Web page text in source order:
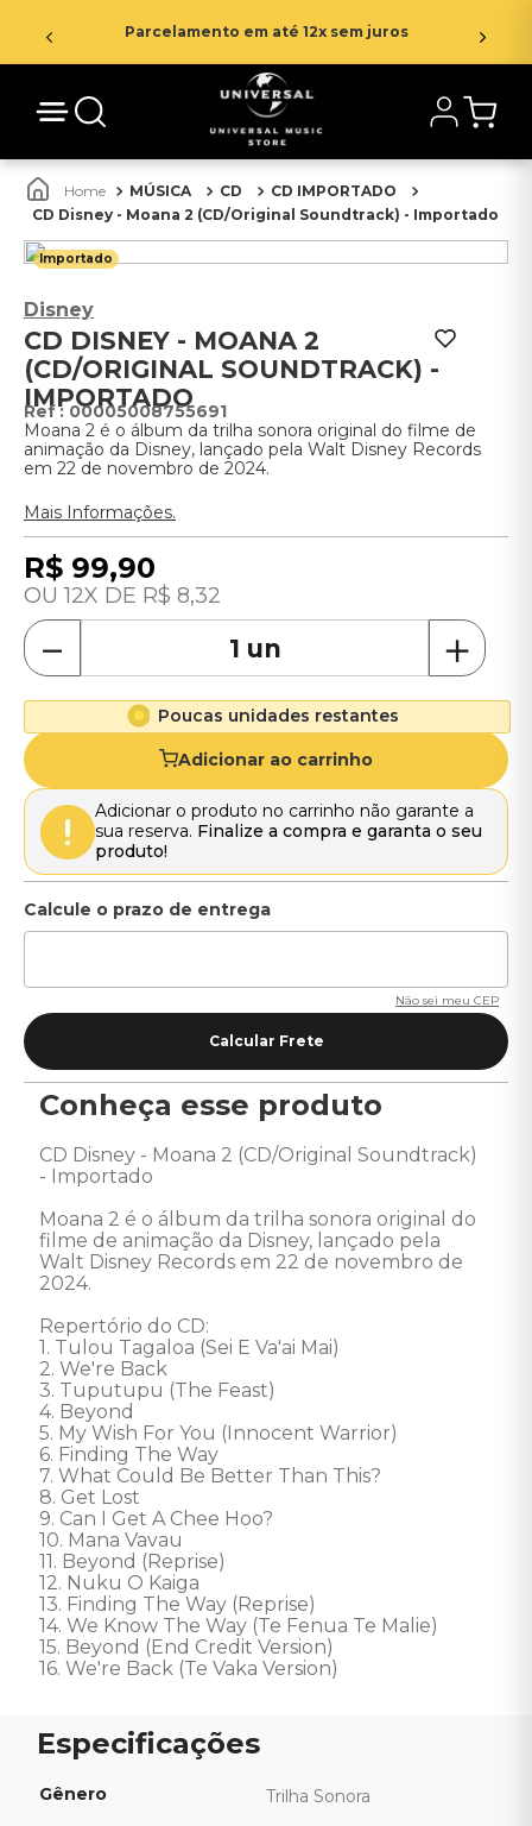
Parcelamento em até 12x sem juros
MÚSICA CD
CD IMPORTADO
CD Disney - Moana 2 (CD/Original Soundtrack) - Importado
Importado
Disney
CD DISNEY - MOANA 2
(CD/ORIGINAL SOUNDTRACK) -
IMPORTADO
: 00005008755691
Moana 2 é o álbum da trilha sonora original do filme de
animação da Disney, lançado pela Walt Disney Records
em 22 de novembro de 2024.
Mais Informações.
R$ 99,90
12 R$ 8,32
＋
－
Poucas unidades restantes
Adicionar ao carrinho
Adicionar o produto no carrinho não garante a
sua reserva. Finalize a compra e garanta o seu
produto!
Não sei meu CEP
Conheça esse produto
CD Disney - Moana 2 (CD/Original Soundtrack)
- Importado
Moana 2 é o álbum da trilha sonora original do
filme de animação da Disney, lançado pela
Walt Disney Records em 22 de novembro de
2024.
Repertório do CD:
1. Tulou Tagaloa (Sei E Va'ai Mai)
2. We're Back
3. Tuputupu (The Feast)
4. Beyond
5. My Wish For You (Innocent Warrior)
6. Finding The Way
7. What Could Be Better Than This?
8. Get Lost
9. Can I Get A Chee Hoo?
10. Mana Vavau
11. Beyond (Reprise)
12. Nuku O Kaiga
13. Finding The Way (Reprise)
14. We Know The Way (Te Fenua Te Malie)
15. Beyond (End Credit Version)
16. We're Back (Te Vaka Version)
Gênero Trilha Sonora